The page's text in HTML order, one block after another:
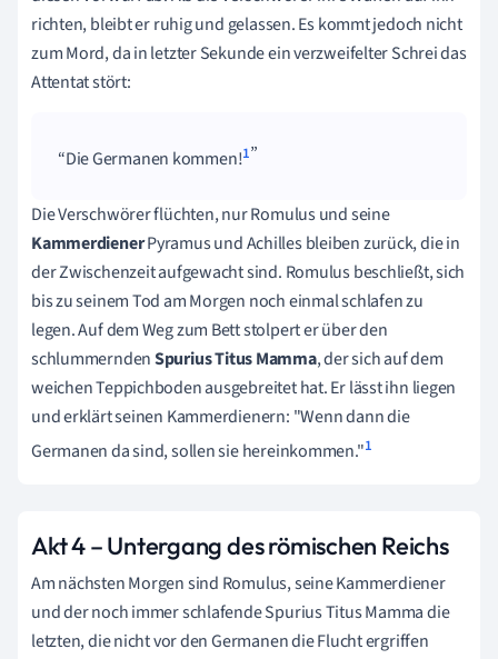
richten, bleibt er ruhig und gelassen. Es kommt jedoch nicht
zum Mord, da in letzter Sekunde ein verzweifelter Schrei das
Attentat stört:
Die Germanen kommen!1
Die Verschwörer flüchten, nur Romulus und seine
KammerdienerPyramus und Achilles bleiben zurück, die in
der Zwischenzeit aufgewacht sind. Romulus beschließt, sich
bis zu seinem Tod am Morgen noch einmal schlafen zu
legen. Auf dem Weg zum Bett stolpert er über den
schlummerndenSpurius Titus Mamma, der sich auf dem
weichen Teppichboden ausgebreitet hat. Er lässt ihn liegen
und erklärt seinen Kammerdienern: "Wenn dann die
Germanen da sind, sollen sie hereinkommen."1
Akt 4– Untergang des römischen Reichs
Am nächsten Morgen sind Romulus, seine Kammerdiener
und der noch immer schlafende Spurius Titus Mamma die
letzten, die nicht vor den Germanen die Flucht ergriffen